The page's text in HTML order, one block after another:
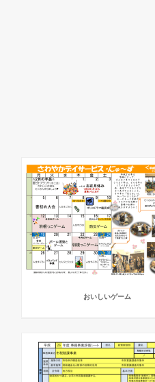
おいしいゲーム